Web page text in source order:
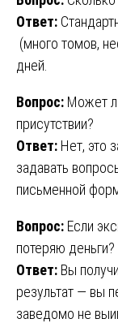
Ответ:
(много томов,
дней.
Вопрос: Может
присутствии?
Ответ: Нет, это
задавать
письменной
Вопрос: Если
потеряю деньги?
Ответ: Вы
результат — вы
заведомо не